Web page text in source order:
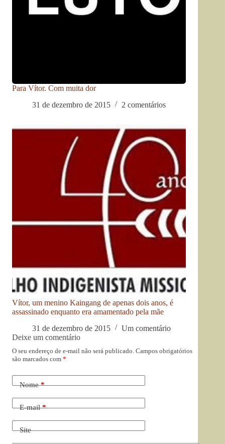
Para Vítor. Com muita dor
31 de dezembro de 2015
2 comentários
Vítor, um menino Kaingang de apenas dois anos, é
assassinado enquanto era amamentado pela mãe
31 de dezembro de 2015
Um comentário
Deixe um comentário
O seu endereço de e-mail não será publicado. Campos obrigatórios
são marcados com *
Nome*
E-mail*
Site